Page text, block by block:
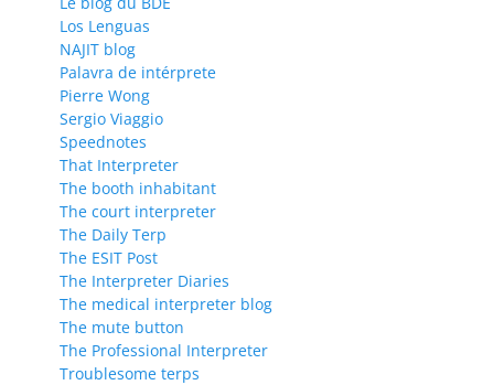
Los Lenguas
NAJIT blog
Palavra de intérprete
Pierre Wong
Sergio Viaggio
Speednotes
That Interpreter
The booth inhabitant
The court interpreter
The Daily Terp
The ESIT Post
The Interpreter Diaries
The medical interpreter blog
The mute button
The Professional Interpreter
Troublesome terps